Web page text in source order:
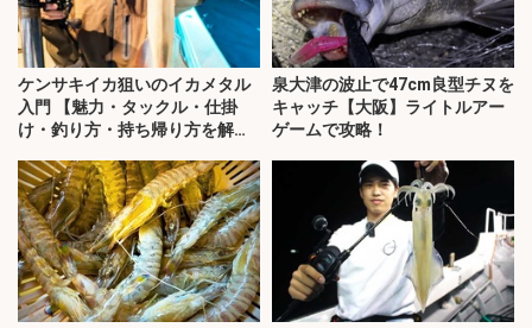
ケンサキイカ狙いのイカメタル
入門 【魅力・タックル・仕掛
け・釣り方・持ち帰り方を解
泉大津の波止で47cm良型チヌを
キャッチ【大阪】ライトルアー
ゲームで攻略！